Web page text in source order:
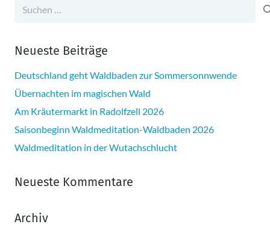
Neueste Beiträge
Deutschland geht Waldbaden zur Sommersonnwende
Übernachten im magischen Wald
Am Kräutermarkt in Radolfzell 2026
Saisonbeginn Waldmeditation-Waldbaden 2026
Waldmeditation in der Wutachschlucht
Neueste Kommentare
Archiv